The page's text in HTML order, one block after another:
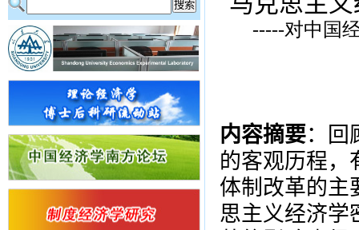
-----对中国
内容摘要：回
的客观历程，
体制改革的主
思主义经济学